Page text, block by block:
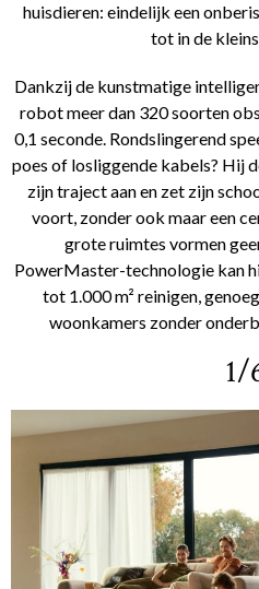
huisdieren: eindelijk een
tot in de
Dankzij de kunstmatige
robot meer dan 320 soorten
0,1 seconde. Rondslingerend
poes of losliggende kabels? Hij
zijn traject aan en zet zijn
voort, zonder ook maar een
grote ruimtes vormen
PowerMaster-technologie kan
tot 1.000 m² reinigen,
woonkamers zonder
1/